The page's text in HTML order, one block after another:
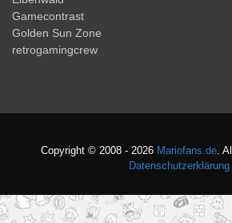
Gamecontrast
Golden Sun Zone
retrogamingcrew
Copyright © 2008 - 2026 Mariofans.de.
Datenschutzerklärung